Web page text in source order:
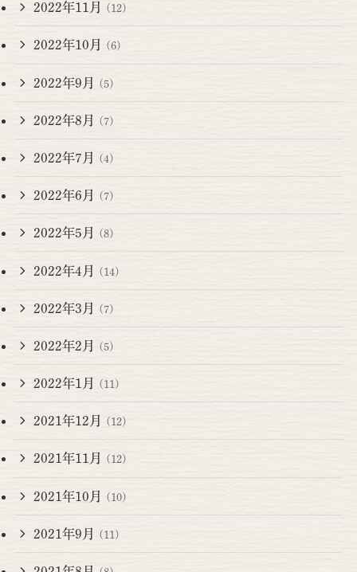
2022年11月 (12)
2022年10月 (6)
2022年9月 (5)
2022年8月 (7)
2022年7月 (4)
2022年6月 (7)
2022年5月 (8)
2022年4月 (14)
2022年3月 (7)
2022年2月 (5)
2022年1月 (11)
2021年12月 (12)
2021年11月 (12)
2021年10月 (10)
2021年9月 (11)